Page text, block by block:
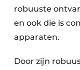
robuuste
en ook die is
apparaten.
Door zijn